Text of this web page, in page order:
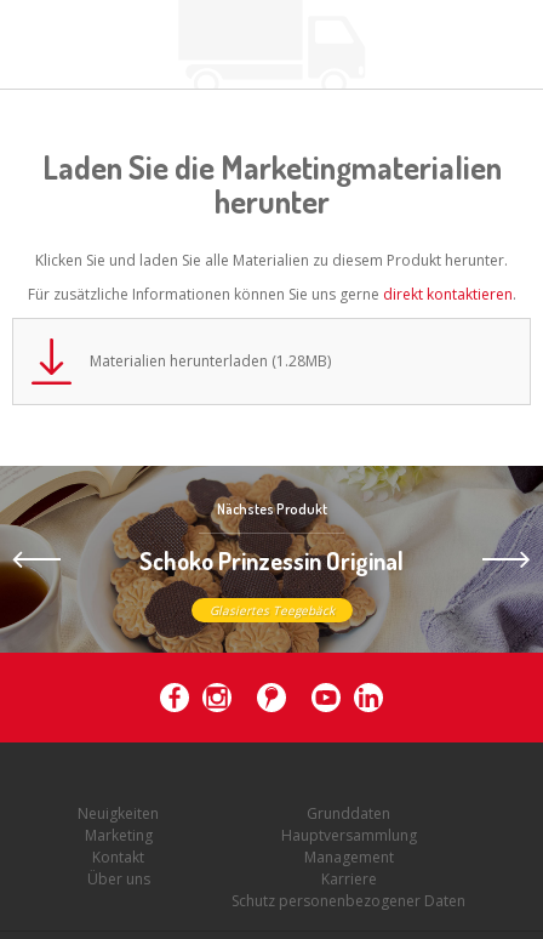
Laden Sie die Marketingmaterialien
herunter
Klicken Sie und laden Sie alle Materialien zu diesem Produkt herunter.
Für zusätzliche Informationen können Sie uns gerne direkt kontaktieren.
Materialien herunterladen (1.28MB)
Nächstes Produkt
Schoko Prinzessin Original
Glasiertes Teegebäck
Neuigkeiten
Marketing
Kontakt
Über uns
Grunddaten
Hauptversammlung
Management
Karriere
Schutz personenbezogener Daten